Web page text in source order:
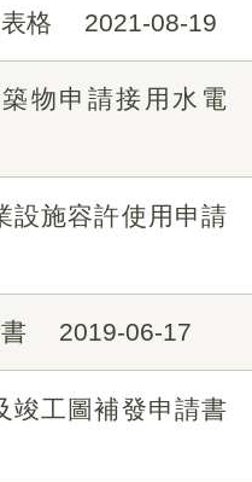
格 2021-08-19
物申請接用水電
設施容許使用申請
2019-06-17
竣工圖補發申請書